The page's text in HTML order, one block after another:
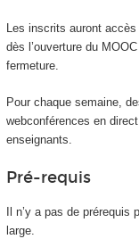
Les inscrits auront
dès l’ouverture du MOOC
fermeture.
Pour chaque semaine,
webconférences en
enseignants.
Pré-requis
Il n’y a pas de
large.